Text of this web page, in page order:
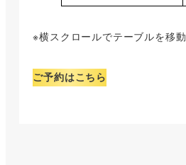
※横スクロールでテーブルを移動
ご予約はこちら